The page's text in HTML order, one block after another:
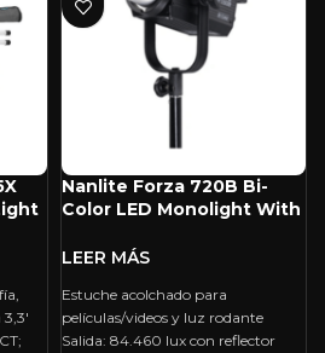
Nanlite Forza 720B Bi-
Color LED Monolight With
Estuche acolchado para
películas/videos y luz rodante
Salida: 84.460 lux con reflector